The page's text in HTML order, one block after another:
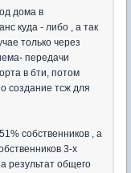
дома в
куда - либо , а так
только через
передачи
в бти, потом
создание тсж для
собственников , а
3-х
результат общего